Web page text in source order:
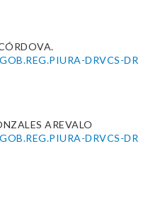
DRVCS-DR
AREVALO
DRVCS-DR